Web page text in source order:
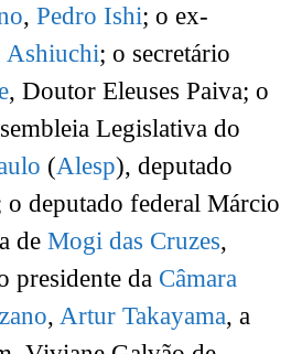
, Pedro Ishi; o ex-
Ashiuchi; o secretário
, Doutor Eleuses Paiva; o
Legislativa do
(Alesp), deputado
o deputado federal Márcio
de Mogi das Cruzes,
presidente da Câmara
, Artur Takayama, a